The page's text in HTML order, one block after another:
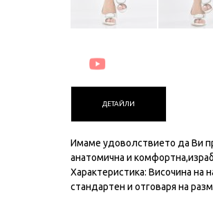
ДЕТАЙЛИ
Имаме удоволствието да Ви
анатомична и
Характеристика: Височина на
стандартен и отговаря на